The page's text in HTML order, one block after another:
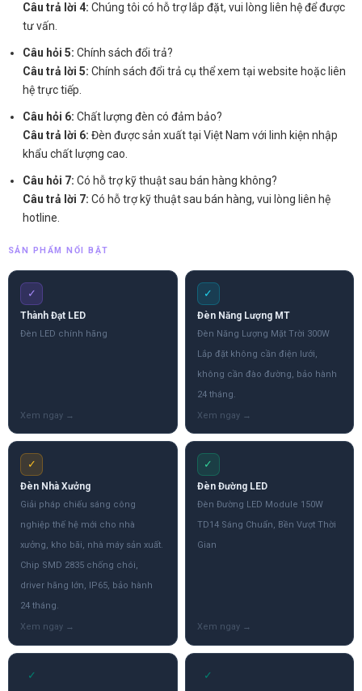
Câu trả lời 4: Chúng tôi có hỗ trợ lắp đặt, vui lòng liên hệ để được
tư vấn.
Câu hỏi 5: Chính sách đổi trả?
Câu trả lời 5: Chính sách đổi trả cụ thể xem tại website hoặc liên
hệ trực tiếp.
Câu hỏi 6: Chất lượng đèn có đảm bảo?
Câu trả lời 6: Đèn được sản xuất tại Việt Nam với linh kiện nhập
khẩu chất lượng cao.
Câu hỏi 7: Có hỗ trợ kỹ thuật sau bán hàng không?
Câu trả lời 7: Có hỗ trợ kỹ thuật sau bán hàng, vui lòng liên hệ
hotline.
SẢN PHẨM NỔI BẬT
✓
Thành Đạt LED
Đèn LED chính hãng
✓
Đèn Năng Lượng MT
Đèn Năng Lượng Mặt Trời 300W
Lắp đặt không cần điện lưới,
không cần đào đường, bảo hành
24 tháng.
✓
Đèn Nhà Xưởng
Giải pháp chiếu sáng công
nghiệp thế hệ mới cho nhà
xưởng, kho bãi, nhà máy sản xuất.
Chip SMD 2835 chống chói,
driver hãng lớn, IP65, bảo hành
24 tháng.
✓
Đèn Đường LED
Đèn Đường LED Module 150W
TD14 Sáng Chuẩn, Bền Vượt Thời
Gian
✓ ✓